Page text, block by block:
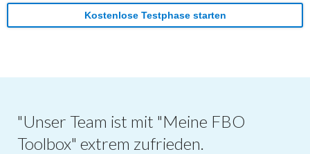
Kostenlose Testphase starten
"Unser Team ist mit "Meine FBO
Toolbox" extrem zufrieden.